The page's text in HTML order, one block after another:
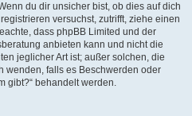
du dir unsicher bist, ob dies auf dich
versuchst, zutrifft, ziehe einen
dass phpBB Limited und der
anbieten kann und nicht die
jeglicher Art ist; außer solchen, die
wenden, falls es Beschwerden oder
gibt?“ behandelt werden.